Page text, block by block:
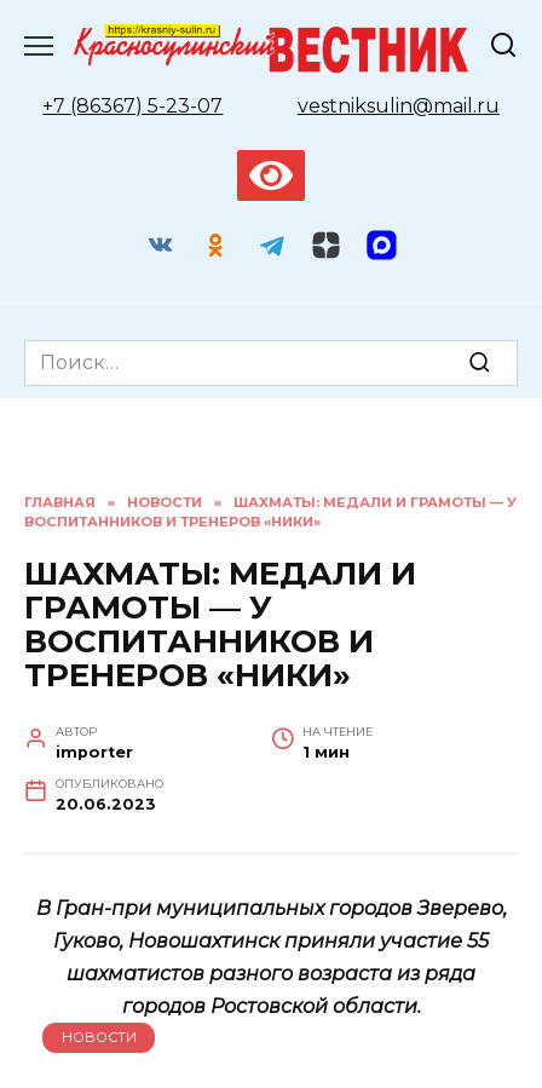
содержанию
+7 (86367) 5-23-07
vestniksulin@mail.ru
Search
for:
ГЛАВНАЯ » НОВОСТИ »
ШАХМАТЫ: МЕДАЛИ И ГРАМОТЫ — У
ВОСПИТАННИКОВ И ТРЕНЕРОВ «НИКИ»
ШАХМАТЫ: МЕДАЛИ И
ГРАМОТЫ — У
ВОСПИТАННИКОВ И
ТРЕНЕРОВ «НИКИ»
АВТОР
importer
НА ЧТЕНИЕ
1 мин
ОПУБЛИКОВАНО
20.06.2023
В Гран-при муниципальных городов Зверево,
Гуково, Новошахтинск приняли участие 55
шахматистов разного возраста из ряда
городов Ростовской области.
НОВОСТИ